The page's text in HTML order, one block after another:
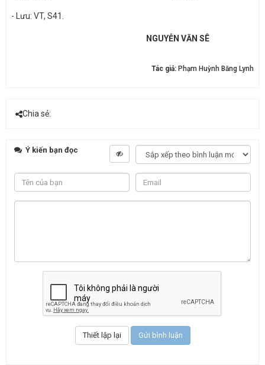
- Lưu: VT, S41.
NGUYỄN VĂN SÊ
Tác giả: Phạm Huỳnh Băng Lynh
Chia sẻ:
Ý kiến bạn đọc